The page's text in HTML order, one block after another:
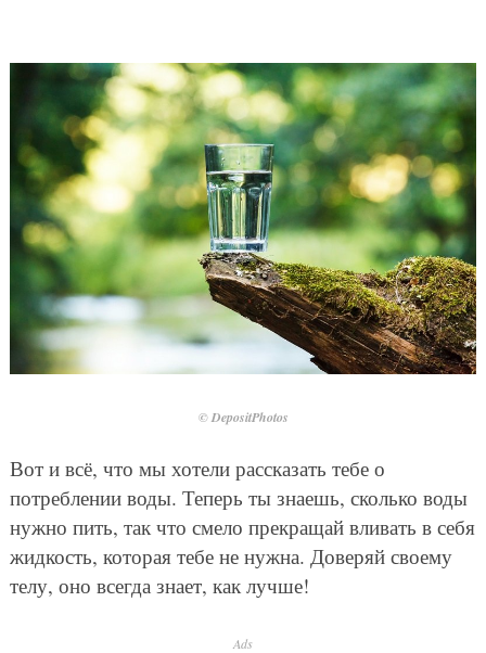
© DepositPhotos
Вот и всё, что мы хотели рассказать тебе о
потреблении воды. Теперь ты знаешь, сколько воды
нужно пить, так что смело прекращай вливать в себя
жидкость, которая тебе не нужна. Доверяй своему
телу, оно всегда знает, как лучше!
Ads